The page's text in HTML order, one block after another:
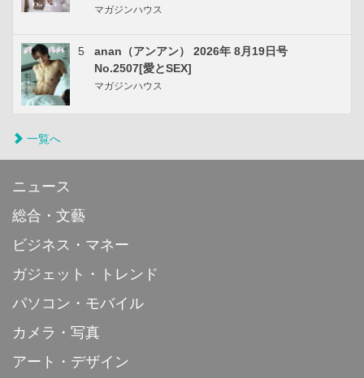
マガジンハウス
5
anan（アンアン） 2026年 8月19日号
No.2507[愛とSEX]
マガジンハウス
一覧へ
ニュース
総合・文藝
ビジネス・マネー
ガジェット・トレンド
パソコン・モバイル
カメラ・写真
アート・デザイン